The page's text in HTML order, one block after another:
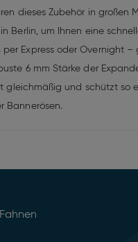
dieses Zubehör in großen
Berlin, um Ihnen eine
Express oder Overnight –
6 mm Stärke der
gleichmäßig und schützt so
Bannerösen.